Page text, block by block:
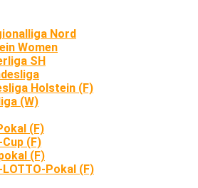
Nord
Women
SH
Holstein (F)
(W)
(F)
(F)
(F)
LOTTO-Pokal (F)